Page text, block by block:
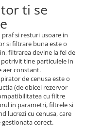
ti se
si resturi usoare in
si filtrare buna este o
filtrarea devine la fel de
tine particulele in
aer constant.
de cenusa este o
(de obicei rezervor
cu filtre
in parametri, filtrele si
lucrezi cu cenusa, care
corect.